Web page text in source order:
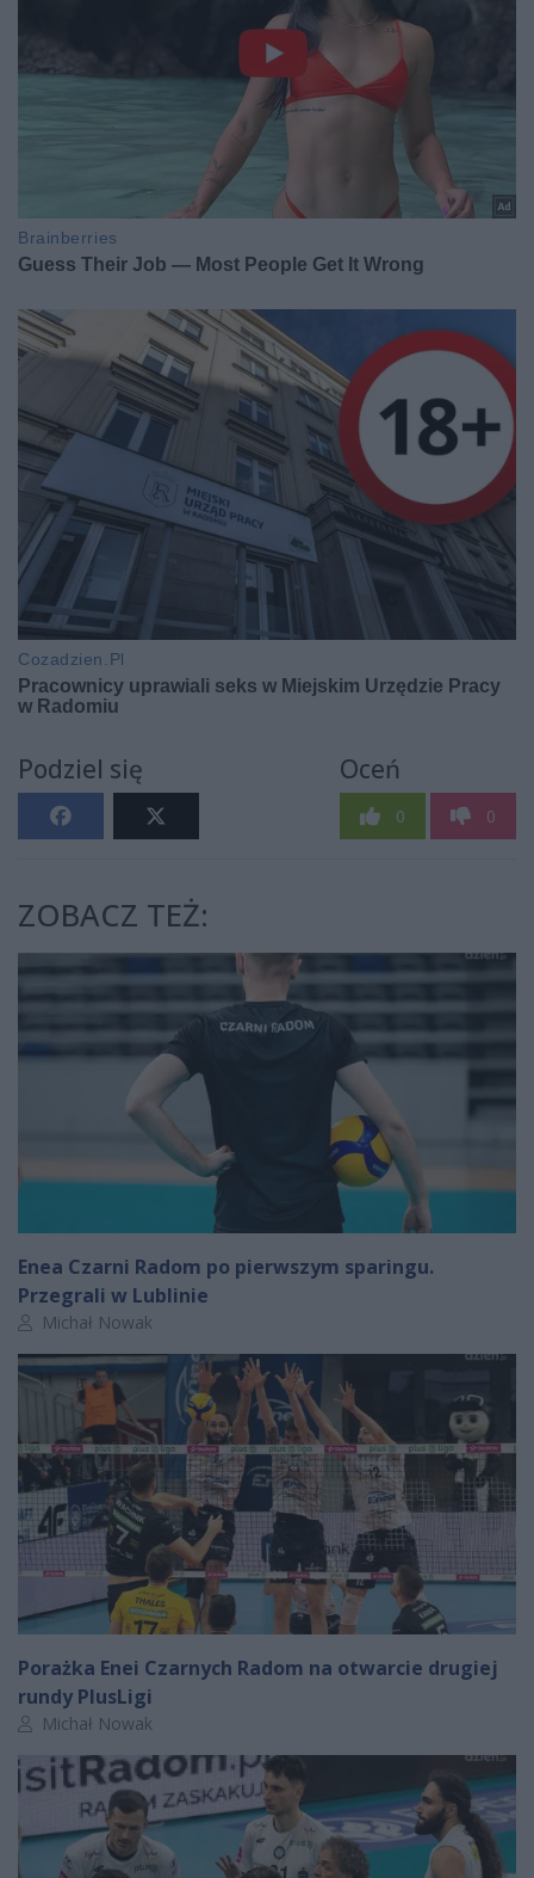
Podziel się Oceń
0 0
ZOBACZ TEŻ:
Enea Czarni Radom po pierwszym sparingu.
Przegrali w Lublinie
Autor artykułu:
Michał Nowak
Porażka Enei Czarnych Radom na otwarcie drugiej
rundy PlusLigi
Autor artykułu:
Michał Nowak